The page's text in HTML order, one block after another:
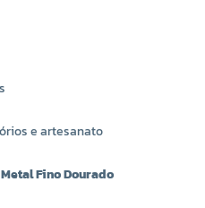
e artesanato
Fino Dourado